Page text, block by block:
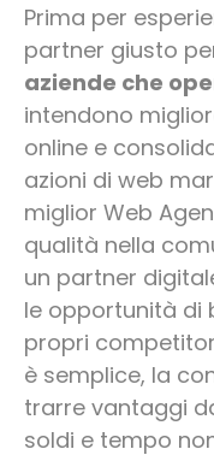
Prima per
partner giusto
aziende che
intendono
online e
azioni di web
miglior Web
qualità nella
un partner
le opportunità di
propri
è semplice, la
trarre vantaggi
soldi e tempo